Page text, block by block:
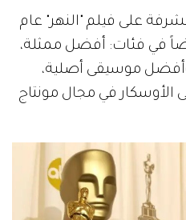
على فيلم "النهر" عام
أيضاً في فئات: أفضل ممثلة،
موسيقى أصلية،
الأوسكار في مجال مونتاج